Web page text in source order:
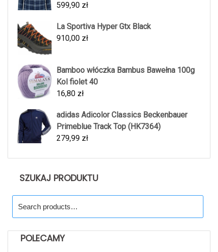
599,90 zł
La Sportiva Hyper Gtx Black
910,00 zł
Bamboo włóczka Bambus Bawełna 100g
Kol fiolet 40
16,80 zł
adidas Adicolor Classics Beckenbauer
Primeblue Track Top (HK7364)
279,99 zł
SZUKAJ PRODUKTU
for:
POLECAMY